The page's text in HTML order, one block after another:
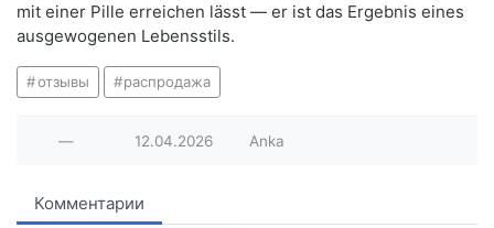
mit einer Pille erreichen lässt — er ist das Ergebnis eines
ausgewogenen Lebensstils.
отзывы распродажа
— 12.04.2026 Anka
Комментарии